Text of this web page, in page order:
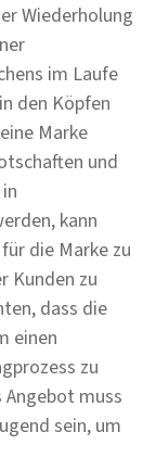
Wiederholung
im Laufe
den Köpfen
Marke
und
kann
die Marke zu
Kunden zu
dass die
einen
zu
muss
sein, um